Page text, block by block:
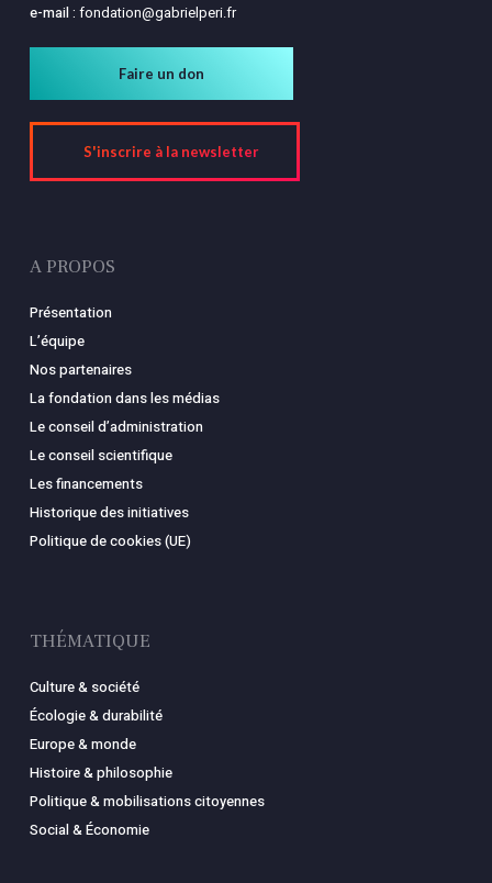
e-mail : fondation@gabrielperi.fr
Faire un don
S'inscrire à la newsletter
A PROPOS
Présentation
L’équipe
Nos partenaires
La fondation dans les médias
Le conseil d’administration
Le conseil scientifique
Les financements
Historique des initiatives
Politique de cookies (UE)
THÉMATIQUE
Culture & société
Écologie & durabilité
Europe & monde
Histoire & philosophie
Politique & mobilisations citoyennes
Social & Économie